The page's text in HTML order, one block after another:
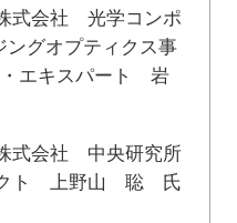
式会社 光学コンポ
ングオプティクス事
・エキスパート 岩
式会社 中央研究所
クト 上野山 聡 氏